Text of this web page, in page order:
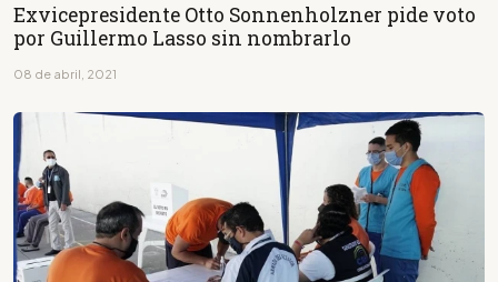
Exvicepresidente Otto Sonnenholzner pide voto
por Guillermo Lasso sin nombrarlo
08 de abril, 2021